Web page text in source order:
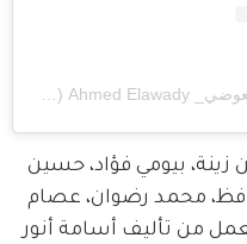
بيومي فؤاد، حسين
محمد رضوان، عصام
من تأليف أسامة أنور